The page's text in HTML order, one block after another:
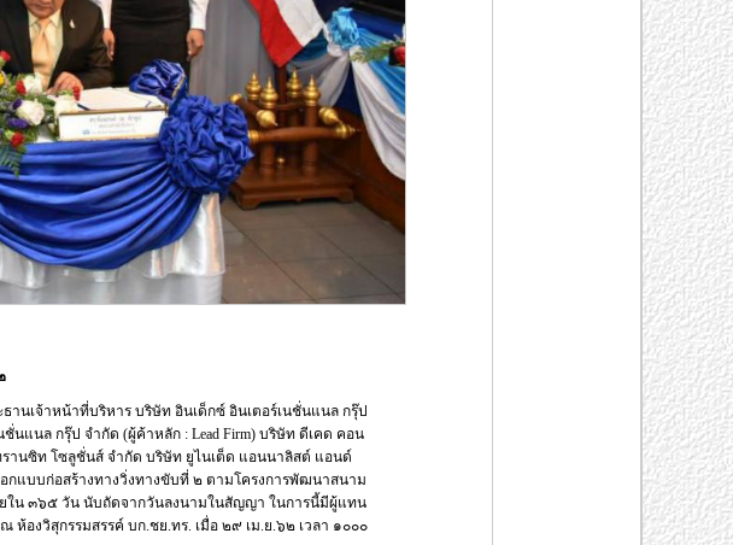
นเจ้าหน้าที่บริหาร บริษัท อินเด็กซ์ อินเตอร์เนชั่นแนล กรุ๊ป
แนล กรุ๊ป จำกัด (ผู้ค้าหลัก : Lead Firm) บริษัท ดีเคด คอน
านซิท โซลูชั่นส์ จำกัด บริษัท ยูไนเต็ด แอนนาลิสต์ แอนด์
กแบบก่อสร้างทางวิ่งทางขับที่ ๒ ตามโครงการพัฒนาสนาม
ใน ๓๖๕ วัน นับถัดจากวันลงนามในสัญญา ในการนี้มีผู้แทน
องวิสุกรรมสรรค์ บก.ชย.ทร. เมื่อ ๒๙ เม.ย.๖๒ เวลา ๑๐๐๐